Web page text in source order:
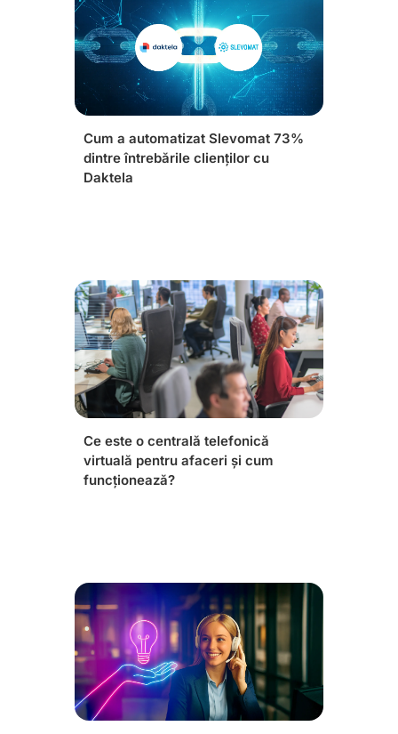
Cum a automatizat Slevomat 73%
dintre întrebările clienților cu
Daktela
Ce este o centrală telefonică
virtuală pentru afaceri și cum
funcționează?